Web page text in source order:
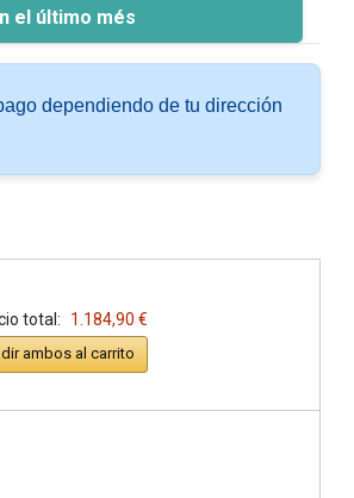
el último més
dependiendo de tu dirección
total: 1.184,90 €
ambos al carrito